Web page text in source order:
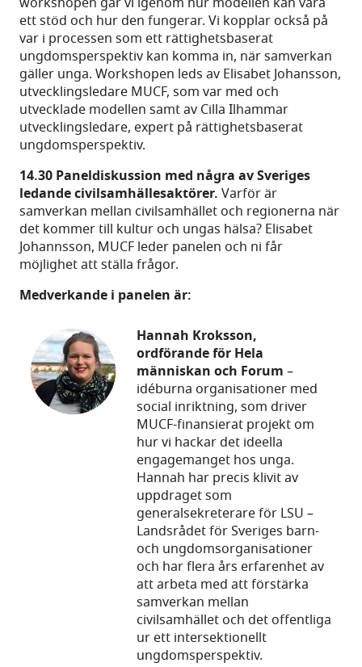
ett stöd och hur den fungerar. Vi kopplar också på
var i processen som ett rättighetsbaserat
ungdomsperspektiv kan komma in, när samverkan
gäller unga. Workshopen leds av Elisabet Johansson,
utvecklingsledare MUCF, som var med och
utvecklade modellen samt av Cilla Ilhammar
utvecklingsledare, expert på rättighetsbaserat
ungdomsperspektiv.
14.30 Paneldiskussion med några av Sveriges
ledande civilsamhällesaktörer. Varför är
samverkan mellan civilsamhället och regionerna när
det kommer till kultur och ungas hälsa? Elisabet
Johannsson, MUCF leder panelen och ni får
möjlighet att ställa frågor.
Medverkande i panelen är:
Hannah Kroksson,
ordförande för Hela
människan och Forum –
idéburna organisationer med
social inriktning, som driver
MUCF-finansierat projekt om
hur vi hackar det ideella
engagemanget hos unga.
Hannah har precis klivit av
uppdraget som
generalsekreterare för LSU –
Landsrådet för Sveriges barn-
och ungdomsorganisationer
och har flera års erfarenhet av
att arbeta med att förstärka
samverkan mellan
civilsamhället och det offentliga
ur ett intersektionellt
ungdomsperspektiv.